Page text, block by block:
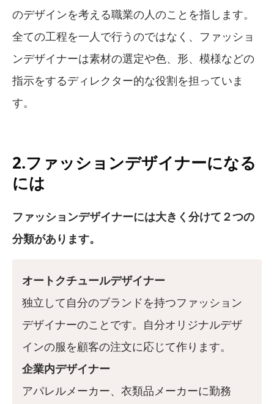
のデザインを考える職業の人のことを指します。
全ての工程を一人で行うのではなく、ファッショ
ンデザイナーは素材の選定や色、形、模様などの
指示をするディレクター的な役割を担っていま
す。
2.ファッションデザイナーになる
には
ファッションデザイナーには大きく分けて２つの
分類があります。
オートクチュールデザイナー
独立して自分のブランドを持つファッション
デザイナーのことです。自分オリジナルデザ
インの服を顧客の注文に応じて作ります。
企業内デザイナー
アパレルメーカー、衣類品メーカーに勤務